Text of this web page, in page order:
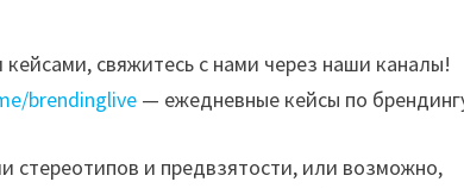
свяжитесь с нами через наши каналы!
brendinglive — ежедневные кейсы по
стереотипов и предвзятости, или возможно,